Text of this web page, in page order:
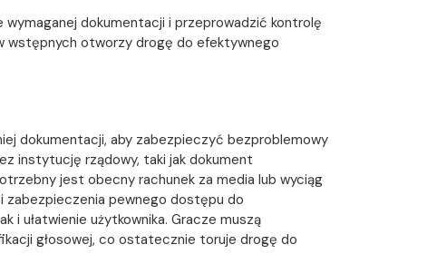
wymaganej dokumentacji i przeprowadzić kontrolę
wstępnych otworzy drogę do efektywnego
dokumentacji, aby zabezpieczyć bezproblemowy
instytucję rządowy, taki jak dokument
jest obecny rachunek za media lub wyciąg
zabezpieczenia pewnego dostępu do
i ułatwienie użytkownika. Gracze muszą
głosowej, co ostatecznie toruje drogę do